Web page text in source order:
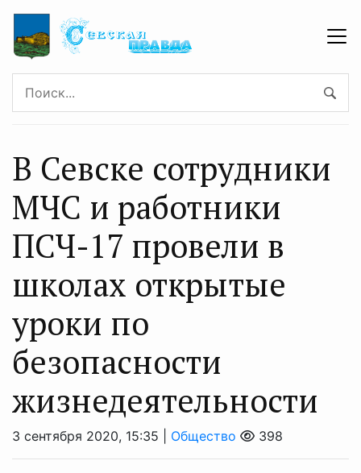
В Севске сотрудники
МЧС и работники
ПСЧ-17 провели в
школах открытые
уроки по
безопасности
жизнедеятельности
3 сентября 2020, 15:35 | Общество 398